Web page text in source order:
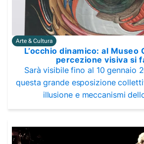
Arte & Cultura
L’occhio dinamico: al Museo
percezione visiva si
Sarà visibile fino al 10 gennaio
questa grande esposizione
illusione e meccanismi